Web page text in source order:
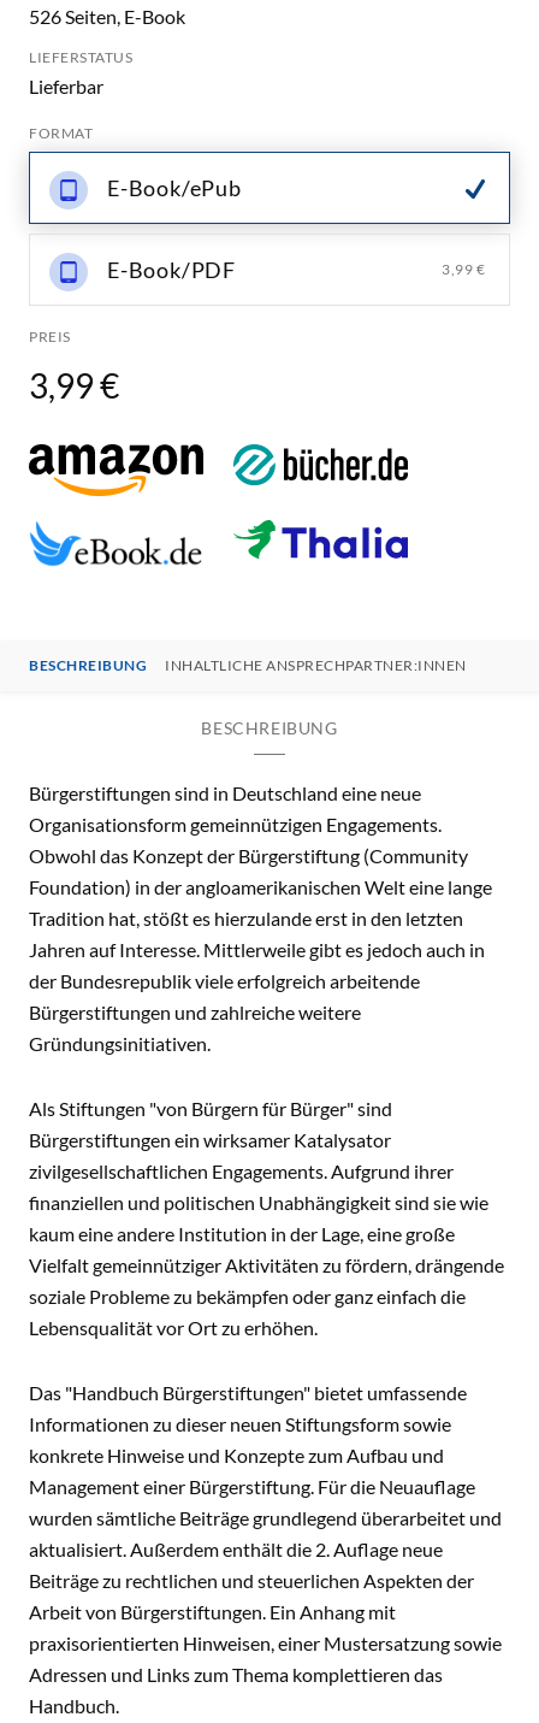
526 Seiten, E-Book
LIEFERSTATUS
Lieferbar
FORMAT
E-Book/ePub
E-Book/PDF 3,99 €
PREIS
3,99 €
BESCHREIBUNG INHALTLICHE ANSPRECHPARTNER:INNEN
BESCHREIBUNG
Bürgerstiftungen sind in Deutschland eine neue
Organisationsform gemeinnützigen Engagements.
Obwohl das Konzept der Bürgerstiftung (Community
Foundation) in der angloamerikanischen Welt eine lange
Tradition hat, stößt es hierzulande erst in den letzten
Jahren auf Interesse. Mittlerweile gibt es jedoch auch in
der Bundesrepublik viele erfolgreich arbeitende
Bürgerstiftungen und zahlreiche weitere
Gründungsinitiativen.
Als Stiftungen "von Bürgern für Bürger" sind
Bürgerstiftungen ein wirksamer Katalysator
zivilgesellschaftlichen Engagements. Aufgrund ihrer
finanziellen und politischen Unabhängigkeit sind sie wie
kaum eine andere Institution in der Lage, eine große
Vielfalt gemeinnütziger Aktivitäten zu fördern, drängende
soziale Probleme zu bekämpfen oder ganz einfach die
Lebensqualität vor Ort zu erhöhen.
Das "Handbuch Bürgerstiftungen" bietet umfassende
Informationen zu dieser neuen Stiftungsform sowie
konkrete Hinweise und Konzepte zum Aufbau und
Management einer Bürgerstiftung. Für die Neuauflage
wurden sämtliche Beiträge grundlegend überarbeitet und
aktualisiert. Außerdem enthält die 2. Auflage neue
Beiträge zu rechtlichen und steuerlichen Aspekten der
Arbeit von Bürgerstiftungen. Ein Anhang mit
praxisorientierten Hinweisen, einer Mustersatzung sowie
Adressen und Links zum Thema komplettieren das
Handbuch.